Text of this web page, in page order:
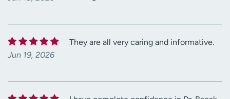
Jun 19, 2026
They are all very caring and informative.